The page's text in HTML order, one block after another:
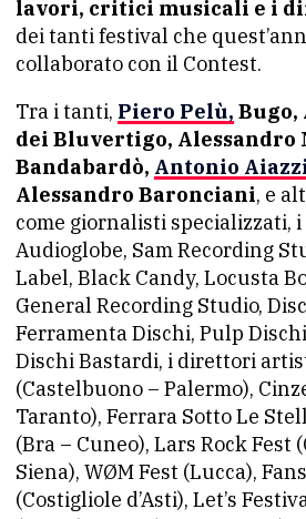
lavori, critici musicali e i
dei tanti festival che
collaborato con il Contest.
Tra i tanti, Piero Pelù, Bugo,
dei Bluvertigo,
Bandabardò, Antonio
Alessandro Baronciani, e
come giornalisti specializzati,
Audioglobe, Sam Recording
Label, Black Candy, Locusta
General Recording Studio,
Ferramenta Dischi, Pulp
Dischi Bastardi, i direttori
(Castelbuono – Palermo),
Taranto), Ferrara Sotto Le
(Bra – Cuneo), Lars Rock Fest
Siena), WØM Fest (Lucca),
(Costigliole d’Asti), Let’s